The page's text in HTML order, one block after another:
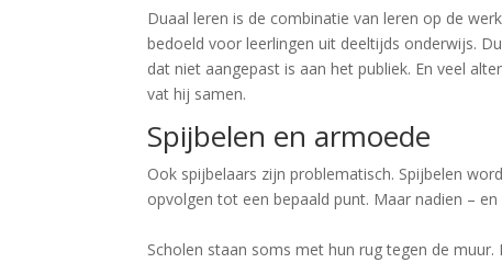
Duaal leren is de combinatie van leren op de
bedoeld voor leerlingen uit deeltijds onderwijs.
dat niet aangepast is aan het publiek. En veel
vat hij samen.
Spijbelen en armoede
Ook spijbelaars zijn problematisch. Spijbelen
opvolgen tot een bepaald punt. Maar nadien –
Scholen staan soms met hun rug tegen de